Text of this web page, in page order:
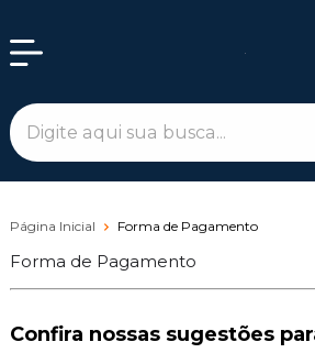
Página Inicial Forma de Pagamento
Forma de Pagamento
Confira nossas sugestões